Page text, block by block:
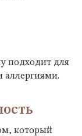
подходит для
аллергиями.
который